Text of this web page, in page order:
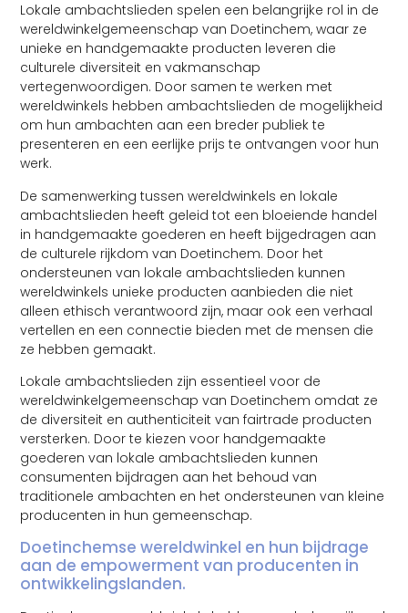
Lokale ambachtslieden spelen een belangrijke rol in de
wereldwinkelgemeenschap van Doetinchem, waar ze
unieke en handgemaakte producten leveren die
culturele diversiteit en vakmanschap
vertegenwoordigen. Door samen te werken met
wereldwinkels hebben ambachtslieden de mogelijkheid
om hun ambachten aan een breder publiek te
presenteren en een eerlijke prijs te ontvangen voor hun
werk.
De samenwerking tussen wereldwinkels en lokale
ambachtslieden heeft geleid tot een bloeiende handel
in handgemaakte goederen en heeft bijgedragen aan
de culturele rijkdom van Doetinchem. Door het
ondersteunen van lokale ambachtslieden kunnen
wereldwinkels unieke producten aanbieden die niet
alleen ethisch verantwoord zijn, maar ook een verhaal
vertellen en een connectie bieden met de mensen die
ze hebben gemaakt.
Lokale ambachtslieden zijn essentieel voor de
wereldwinkelgemeenschap van Doetinchem omdat ze
de diversiteit en authenticiteit van fairtrade producten
versterken. Door te kiezen voor handgemaakte
goederen van lokale ambachtslieden kunnen
consumenten bijdragen aan het behoud van
traditionele ambachten en het ondersteunen van kleine
producenten in hun gemeenschap.
Doetinchemse wereldwinkel en hun bijdrage
aan de empowerment van producenten in
ontwikkelingslanden.